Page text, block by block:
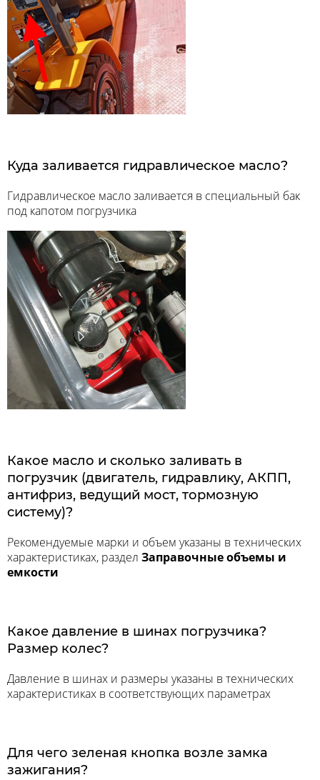
Куда заливается гидравлическое масло?
Гидравлическое масло заливается в специальный бак
под капотом погрузчика
Какое масло и сколько заливать в
погрузчик (двигатель, гидравлику, АКПП,
антифриз, ведущий мост, тормозную
систему)?
Рекомендуемые марки и объем указаны в технических
характеристиках, раздел Заправочные объемы и
емкости
Какое давление в шинах погрузчика?
Размер колес?
Давление в шинах и размеры указаны в технических
характеристиках в соответствующих параметрах
Для чего зеленая кнопка возле замка
зажигания?